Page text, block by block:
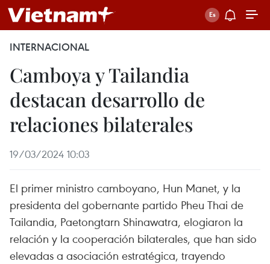
INTERNACIONAL
Camboya y Tailandia
destacan desarrollo de
relaciones bilaterales
19/03/2024 10:03
El primer ministro camboyano, Hun Manet, y la
presidenta del gobernante partido Pheu Thai de
Tailandia, Paetongtarn Shinawatra, elogiaron la
relación y la cooperación bilaterales, que han sido
elevadas a asociación estratégica, trayendo